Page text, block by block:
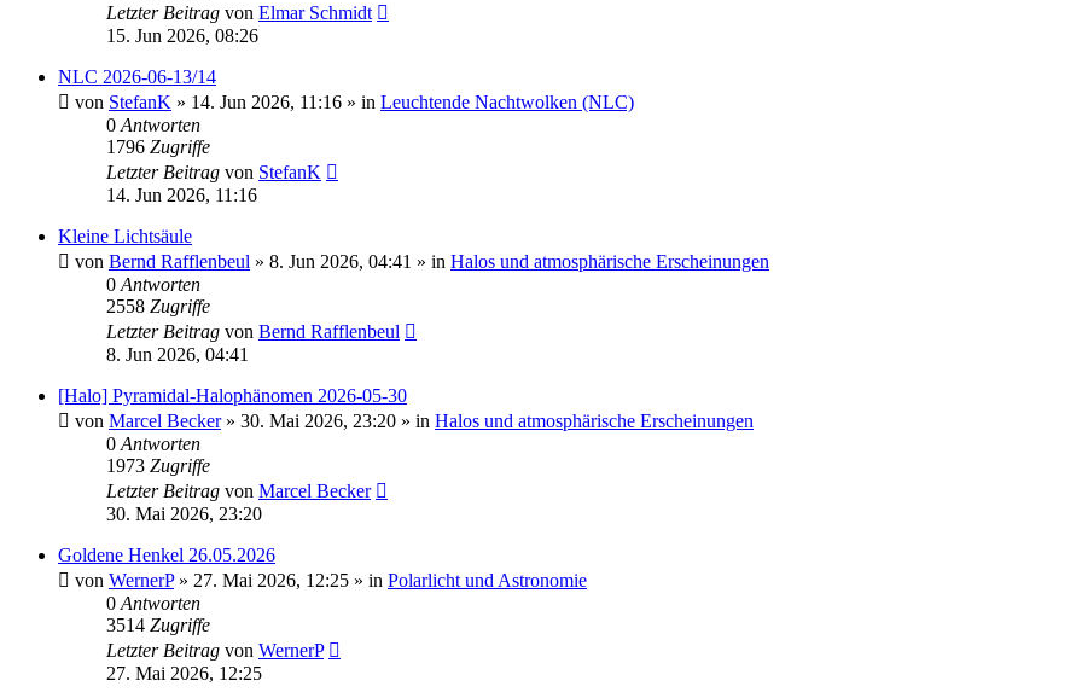
Letzter Beitrag von Elmar Schmidt
15. Jun 2026, 08:26
NLC 2026-06-13/14
von StefanK » 14. Jun 2026, 11:16 » in Leuchtende Nachtwolken (NLC)
0 Antworten
1796 Zugriffe
Letzter Beitrag von StefanK
14. Jun 2026, 11:16
Kleine Lichtsäule
von Bernd Rafflenbeul » 8. Jun 2026, 04:41 » in Halos und atmosphärische Erscheinungen
0 Antworten
2558 Zugriffe
Letzter Beitrag von Bernd Rafflenbeul
8. Jun 2026, 04:41
[Halo] Pyramidal-Halophänomen 2026-05-30
von Marcel Becker» 30. Mai 2026, 23:20 » in Halos und atmosphärische Erscheinungen
0 Antworten
1973 Zugriffe
Letzter Beitrag von Marcel Becker
30. Mai 2026, 23:20
Goldene Henkel 26.05.2026
von WernerP» 27. Mai 2026, 12:25 » in Polarlicht und Astronomie
0 Antworten
3514 Zugriffe
Letzter Beitrag von WernerP
27. Mai 2026, 12:25